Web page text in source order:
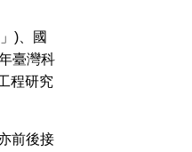
)、國
臺灣科
程研究
前後接